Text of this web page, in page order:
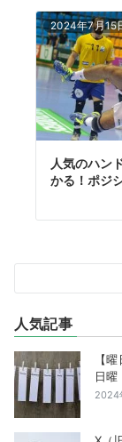
2024年7月15
人気のハン
かる！ポジ
人気記事
【
日曜
2024